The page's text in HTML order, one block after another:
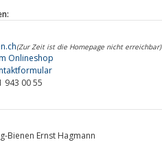
(Zur Zeit ist die Homepage nicht erreichbar)
Onlineshop
943 00 55
Bienen Ernst Hagmann